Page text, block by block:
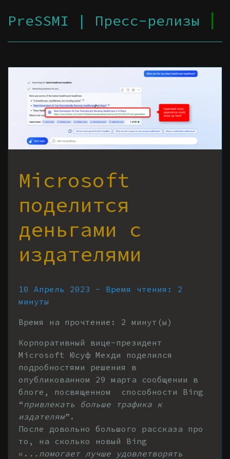
PreSSMI | Пресс-релизы
Microsoft
поделится
деньгами с
издателями
10 Апрель 2023 - Время чтения: 2
минуты
Время на прочтение:
2 минут(ы)
Корпоративный вице-президент
Microsoft Юсуф Мехди поделился
подробностями решения в
опубликованном 29 марта сообщении в
блоге, посвященном способности Bing
“ привлекать больше трафика к
издателям”.
После довольно большого рассказа про
то, на сколько новый Bing
«. ..помогает лучше удовлетворять